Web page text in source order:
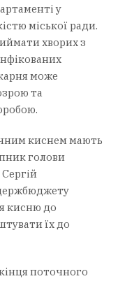
у
міської ради.
хворих з
може
та
киснем мають
голови
кисню до
їх до
поточного